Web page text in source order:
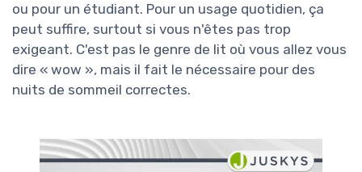
ou pour un étudiant. Pour un usage quotidien, ça
peut suffire, surtout si vous n'êtes pas trop
exigeant. C'est pas le genre de lit où vous allez vous
dire « wow », mais il fait le nécessaire pour des
nuits de sommeil correctes.